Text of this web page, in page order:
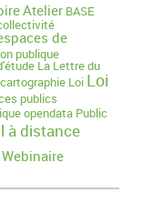
Atelier BASE
de
publique
La Lettre du
Loi Loi
publics
opendata Public
à distance
Webinaire